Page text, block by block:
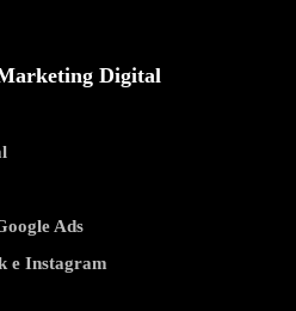
Digital
Ads
e Instagram